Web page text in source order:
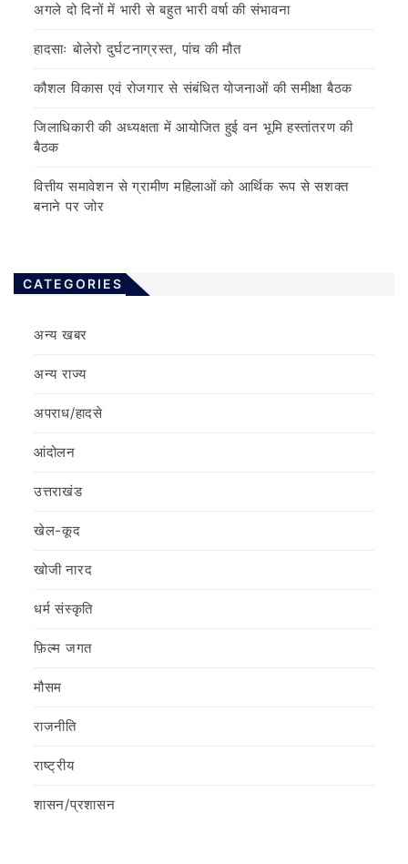
अगले दो दिनों में भारी से बहुत भारी वर्षा की संभावना
हादसाः बोलेरो दुर्घटनाग्रस्त, पांच की मौत
कौशल विकास एवं रोजगार से संबंधित योजनाओं की समीक्षा बैठक
जिलाधिकारी की अध्यक्षता में आयोजित हुई वन भूमि हस्तांतरण की
बैठक
वित्तीय समावेशन से ग्रामीण महिलाओं को आर्थिक रूप से सशक्त
बनाने पर जोर
CATEGORIES
अन्य खबर
अन्य राज्य
अपराध/हादसे
आंदोलन
उत्तराखंड
खेल-कूद
खोजी नारद
धर्म संस्कृति
फ़िल्‍म जगत
मौसम
राजनीति
राष्ट्रीय
शासन/प्रशासन